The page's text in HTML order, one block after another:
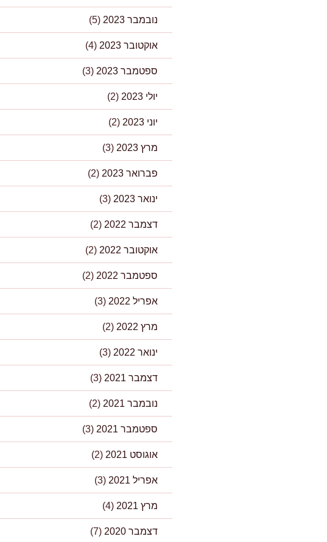
נובמבר 2023 (5)
אוקטובר 2023 (4)
ספטמבר 2023 (3)
יולי 2023 (2)
יוני 2023 (2)
מרץ 2023 (3)
פברואר 2023 (2)
ינואר 2023 (3)
דצמבר 2022 (2)
אוקטובר 2022 (2)
ספטמבר 2022 (2)
אפריל 2022 (3)
מרץ 2022 (2)
ינואר 2022 (3)
דצמבר 2021 (3)
נובמבר 2021 (2)
ספטמבר 2021 (3)
אוגוסט 2021 (2)
אפריל 2021 (3)
מרץ 2021 (4)
דצמבר 2020 (7)